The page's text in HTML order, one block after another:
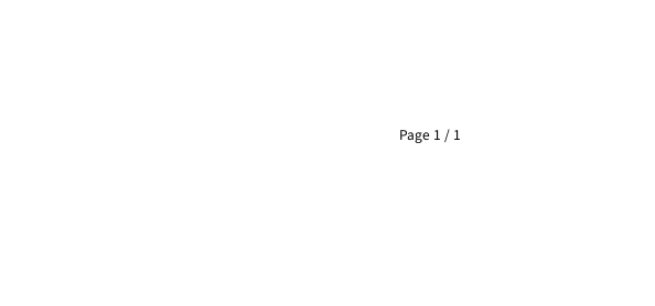
Page 1 / 1